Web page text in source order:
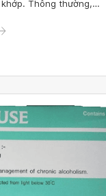
Thông thường,
gây nguy hiểm ngay